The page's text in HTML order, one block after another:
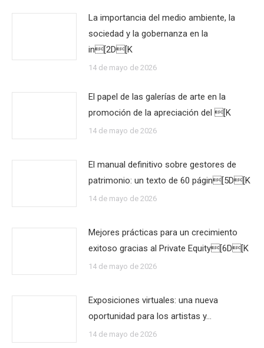
La importancia del medio ambiente, la
sociedad y la gobernanza en la
in[2D[K
14 de mayo de 2026
El papel de las galerías de arte en la
promoción de la apreciación del [K
14 de mayo de 2026
El manual definitivo sobre gestores de
patrimonio: un texto de 60 págin[5D[K
14 de mayo de 2026
Mejores prácticas para un crecimiento
exitoso gracias al Private Equity[6D[K
14 de mayo de 2026
Exposiciones virtuales: una nueva
oportunidad para los artistas y…
14 de mayo de 2026